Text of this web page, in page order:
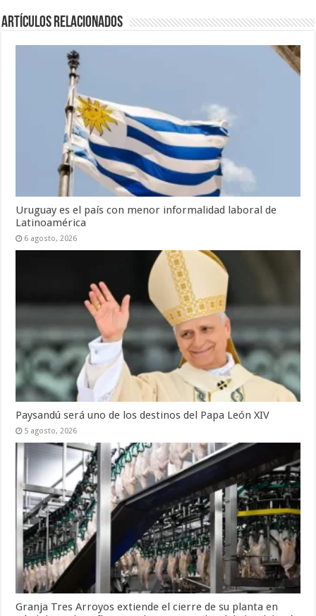
Artículos Relacionados
Uruguay es el país con menor informalidad laboral de
Latinoamérica
6 agosto, 2026
Paysandú será uno de los destinos del Papa León XIV
5 agosto, 2026
Granja Tres Arroyos extiende el cierre de su planta en